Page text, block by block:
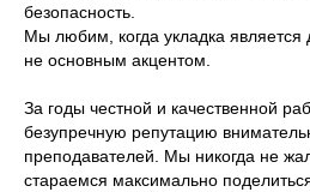
безопасность.
Мы любим, когда укладка
не основным акцентом.
За годы честной и качественной
безупречную репутацию
преподавателей. Мы никогда не
стараемся максимально